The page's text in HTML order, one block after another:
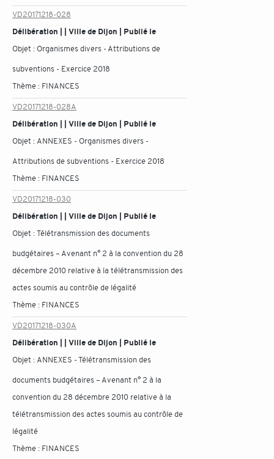
VD20171218-028
Délibération | | Ville de Dijon | Publié le
Objet : Organismes divers - Attributions de
subventions - Exercice 2018
Thème : FINANCES
VD20171218-028A
Délibération | | Ville de Dijon | Publié le
Objet : ANNEXES - Organismes divers -
Attributions de subventions - Exercice 2018
Thème : FINANCES
VD20171218-030
Délibération | | Ville de Dijon | Publié le
Objet :Télétransmission des documents
budgétaires – Avenant n° 2 à la convention du 28
décembre 2010 relative à la télétransmission des
actes soumis au contrôle de légalité
Thème : FINANCES
VD20171218-030A
Délibération | | Ville de Dijon | Publié le
Objet : ANNEXES - Télétransmission des
documents budgétaires – Avenant n° 2 à la
convention du 28 décembre 2010 relative à la
télétransmission des actes soumis au contrôle de
légalité
Thème : FINANCES